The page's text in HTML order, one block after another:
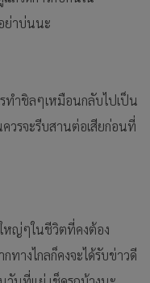
ย่าบ่นนะ
ทำชิลๆเหมือนกลับไปเป็น
วรจะรีบสานต่อเสียก่อนที่
หญ่ๆในชีวิตที่คงต้อง
ทางไกลก็คงจะได้รับข่าวดี